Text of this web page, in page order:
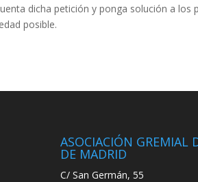
dicha petición y ponga solución a los
posible.
ASOCIACIÓN GREMIAL
DE MADRID
C/ San Germán, 55